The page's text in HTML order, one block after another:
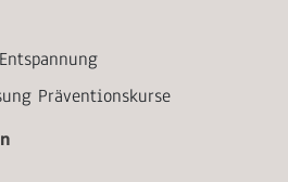
Präventionskurse